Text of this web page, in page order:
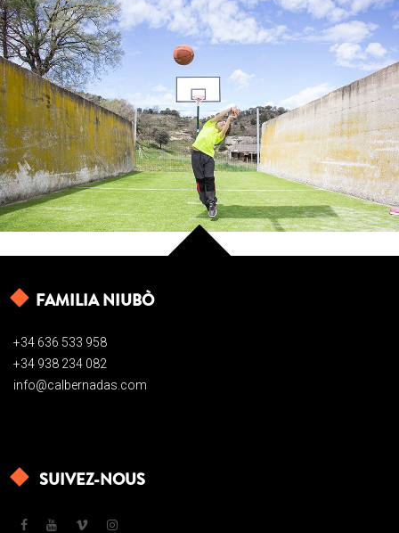
FAMILIA NIUBÒ
+34 636 533 958
+34 938 234 082
info@calbernadas.com
SUIVEZ-NOUS